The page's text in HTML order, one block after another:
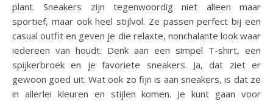
plant. Sneakers zijn tegenwoordig niet alleen maar
sportief, maar ook heel stijlvol. Ze passen perfect bij een
casual outfit en geven je die relaxte, nonchalante look waar
iedereen van houdt. Denk aan een simpel T-shirt, een
spijkerbroek en je favoriete sneakers. Ja, dat ziet er
gewoon goed uit. Wat ook zo fijn is aan sneakers, is dat ze
in allerlei kleuren en stijlen komen. Je kunt gaan voor